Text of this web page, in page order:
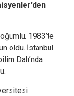
1983’te
oldu. İstanbul
Dalı’nda